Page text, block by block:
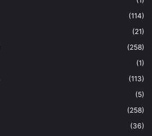
(114)
(21)
(258)
(1)
(113)
(5)
(258)
(36)